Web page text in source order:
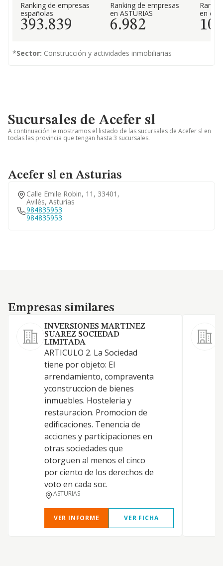
Ranking de empresas
españolas
393.839
Ranking de empresas
en ASTURIAS
6.982
en el
*Sector: Construcción y actividades inmobiliarias
Sucursales de Acefer sl
A continuación le mostramos el listado de las sucursales de Acefer sl en
todas las provincia que tengan hasta 3 sucursales.
Acefer sl en Asturias
Calle Emile Robin, 11, 33401,
Avilés, Asturias
984835953
984835953
Empresas similares
Empresas similares
INVERSIONES MARTINEZ
SUAREZ SOCIEDAD
LIMITADA
ARTICULO 2. La Sociedad
tiene por objeto: El
arrendamiento, compraventa
yconstruccion de bienes
inmuebles. Hosteleria y
restauracion. Promocion de
edificaciones. Tenencia de
acciones y participaciones en
otras sociedades que
otorguen al menos el cinco
por ciento de los derechos de
voto en cada soc.
ASTURIAS
VER INFORME VER FICHA